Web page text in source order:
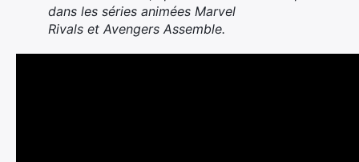
dans les séries animées Marvel
Rivals et Avengers Assemble.